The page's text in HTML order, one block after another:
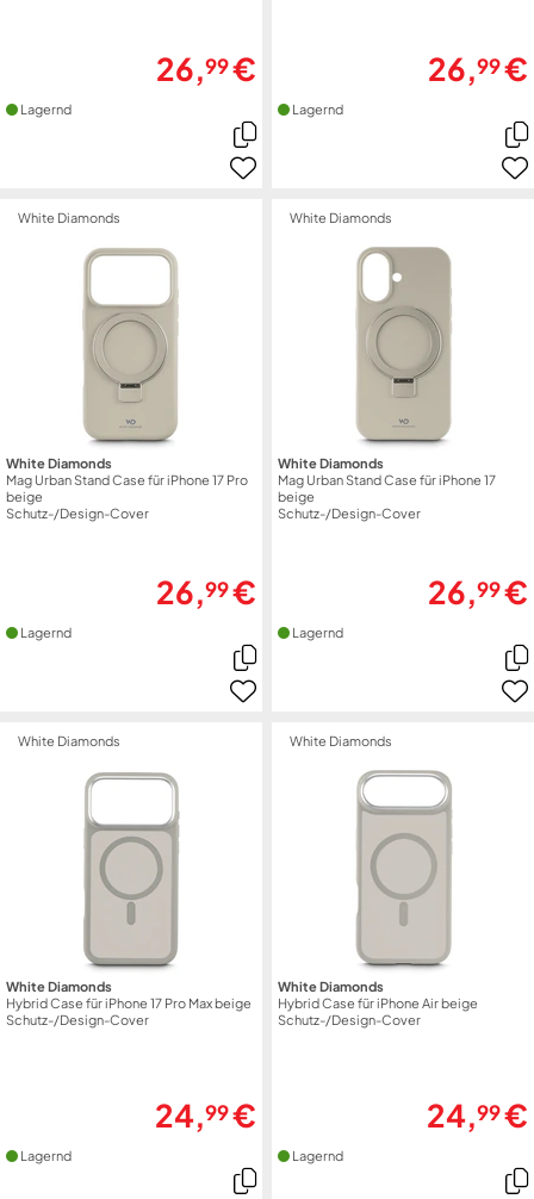
26,99€
Lagernd
26,99€
Lagernd
White Diamonds
White Diamonds
Mag Urban Stand Case für iPhone 17 Pro
beige
Schutz-/Design-Cover
26,99€
Lagernd
White Diamonds
White Diamonds
Mag Urban Stand Case für iPhone 17
beige
Schutz-/Design-Cover
26,99€
Lagernd
White Diamonds
White Diamonds
Hybrid Case für iPhone 17 Pro Max beige
Schutz-/Design-Cover
24,99€
Lagernd
White Diamonds
White Diamonds
Hybrid Case für iPhone Air beige
Schutz-/Design-Cover
24,99€
Lagernd